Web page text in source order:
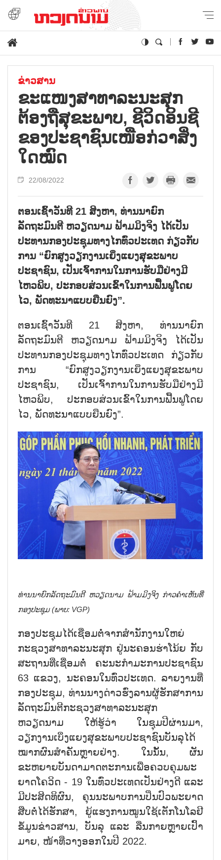
ຂ່າວສານ
ຂ​ະ​ແໜງ​ສາ​ທາ​ລ​ະ​ນະ​ສຸກ​
ຕ້ອງ​ຖື​ສຸ​ຂະ​ພາບ, ຊີ​ວິດ​ອິນ​ຊີ​
ຂອງ​ປະ​ຊາ​ຊົນ​ເໜືອ​ກ່​ວາ​ສິ່ງ​
ໃດໝົດ
22/08/2022
ຕອນເຊົ້າວັນທີ 21 ສິງຫາ, ທ່ານນາຍົກ
ລັດຖະມົນຕີ ຫວຽດນາມ ຟ້າມມິງຈິງ ໄດ້ເປັນ
ປະທານກອງປະຊຸມທາງໄກທົ່ວປະເທດ ກ່ຽວກັບ
ການ “ຍົກສູງວຽກງານເຍິ່ງແຍງສຸຂະພາບ
ປະຊາຊົນ, ເປັນເຈົ້າການໃນການຮັບມືຢ່າງມີ
ໄຫວພິບ, ປະກອບສ່ວນເຂົ້າໃນການຟື້ນຟູໂດຍ
ໄວ, ພັດທະນາແບບຍືນຍົງ”.
ຕອນເຊົ້າວັນທີ 21 ສິງຫາ, ທ່ານນາຍົກ
ລັດຖະມົນຕີ ຫວຽດນາມ ຟ້າມມິງຈິງ ໄດ້ເປັນ
ປະທານກອງປະຊຸມທາງໄກທົ່ວປະເທດ ກ່ຽວກັບ
ການ “ຍົກສູງວຽກງານເຍິ່ງແຍງສຸຂະພາບ
ປະຊາຊົນ, ເປັນເຈົ້າການໃນການຮັບມືຢ່າງມີ
ໄຫວພິບ, ປະກອບສ່ວນເຂົ້າໃນການຟື້ນຟູໂດຍ
ໄວ, ພັດທະນາແບບຍືນຍົງ”.
ທ່ານນາຍົກລັດຖະມົນຕີ ຫວຽດນາມ ຟ້າມມິງຈິງ ກ່າວຄຳເຫັນທີ່
ກອງປະຊຸມ (ພາບ: VGP)
ກອງປະຊຸມໄດ້ເຊື່ອມຕໍ່ຈາກສຳນັກງານໃຫຍ່
ກະຊວງສາທາລະນະສຸກ ຢູ່ນະຄອນຮ່າໂນ້ຍ ກັບ
ສະຖານທີ່ເຊື່ອມຕໍ່ ຄະນະກຳມະການປະຊາຊົນ
63 ແຂວງ, ນະຄອນໃນທົ່ວປະເທດ. ລາຍງານທີ່
ກອງປະຊຸມ, ທ່ານນາງດ່າວຮົ່ງລານຜູ້ຮັກສາການ
ລັດຖະມົນຕີກະຊວງສາທາລະນະສຸກ
ຫວຽດນາມ ໃຫ້ຮູ້ວ່າ ໃນຊຸມປີຜ່ານມາ,
ວຽກງານເບິ່ງແຍງສຸຂະພາບປະຊາຊົນບັນລຸໄດ້
ໝາກຜົນສຳຄັນຫຼາຍຢ່າງ. ໃນນັ້ນ, ຜັນ
ຂະຫຍາຍບັນດາມາດຕະການເພື່ອຄວບຄຸມພະ
ຍາດໂຄວິດ - 19 ໃນທົ່ວປະເທດເປັນຢ່າງດີ ແລະ
ມີປະສິດທິຜົນ, ຄຸນນະພາບການປິ່ນປົວພະຍາດ
ສືບຕໍ່ໄດ້ຮັກສາ, ຍູ້ແຮງການໝູນໃຊ້ເຕັກໂນໂລຢີ
ຂໍ້ມູນຂ່າວສານ, ບັນລຸ ແລະ ລື່ນກາຍຫຼາຍເປົ້າ
ມາຍ, ໜ້າທີ່ວາງອອກໃນປີ 2022.